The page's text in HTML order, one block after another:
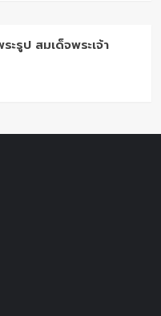
รูป สมเด็จพระเจ้า